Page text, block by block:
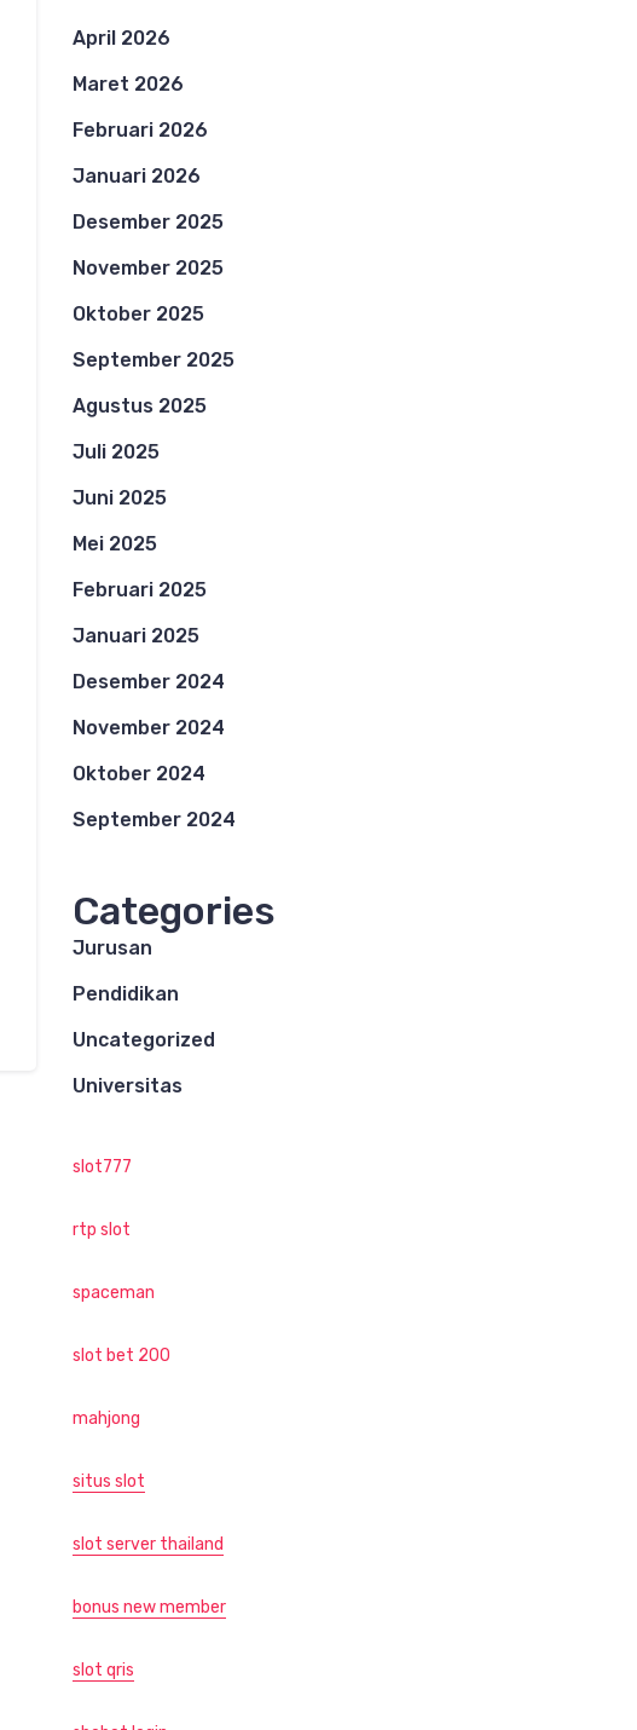
April 2026
Maret 2026
Februari 2026
Januari 2026
Desember 2025
November 2025
Oktober 2025
September 2025
Agustus 2025
Juli 2025
Juni 2025
Mei 2025
Februari 2025
Januari 2025
Desember 2024
November 2024
Oktober 2024
September 2024
Categories
Jurusan
Pendidikan
Uncategorized
Universitas
slot777
rtp slot
spaceman
slot bet 200
mahjong
situs slot
slot server thailand
bonus new member
slot qris